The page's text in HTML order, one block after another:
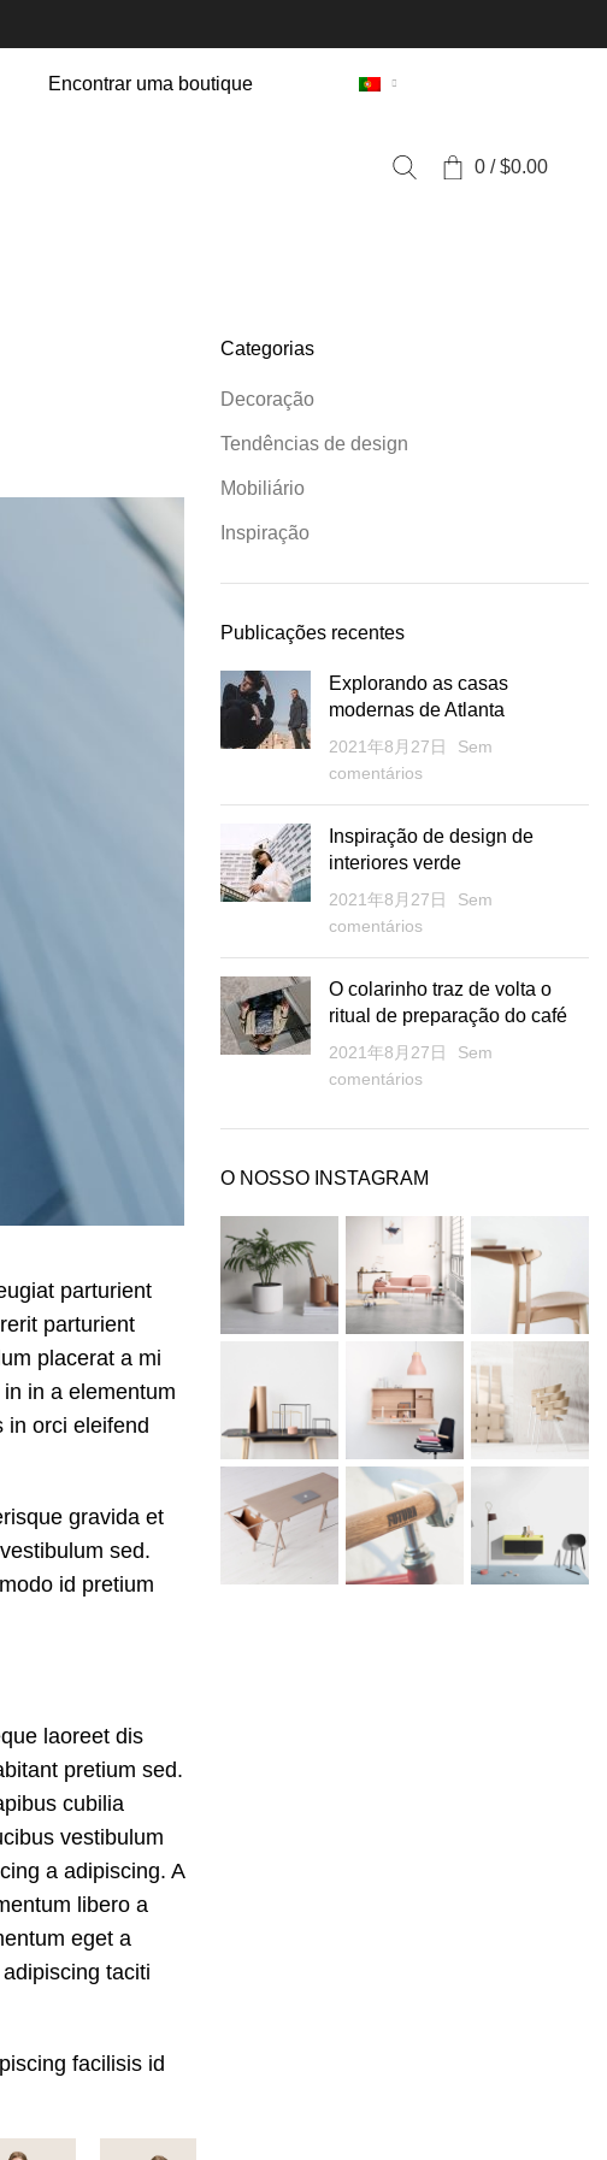
Encontrar uma boutique
0/ $0.00
parturient
parturient
placerat a mi
in a elementum
in orci eleifend
gravida et
sed.
id pretium
laoreet dis
pretium sed.
cubilia
vestibulum
a adipiscing. A
libero a
eget a
taciti
facilisis id
Categorias
Decoração
Tendências de design
Mobiliário
Inspiração
Publicações recentes
Explorando as casas
modernas de Atlanta
2021年8月27日
Sem
comentários
Inspiração de design de
interiores verde
2021年8月27日
Sem
comentários
O colarinho traz de volta o
ritual de preparação do café
2021年8月27日
Sem
comentários
O NOSSO INSTAGRAM